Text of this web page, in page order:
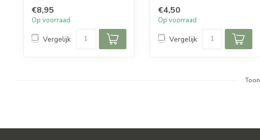
€8,95
Op voorraad
Vergelijk
voch...
€4,50
Op voorraad
Vergelijk
Toon